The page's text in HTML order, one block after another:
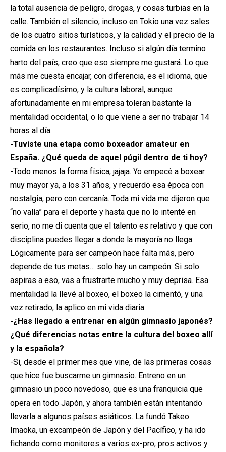
la total ausencia de peligro, drogas, y cosas turbias en la
calle. También el silencio, incluso en Tokio una vez sales
de los cuatro sitios turísticos, y la calidad y el precio de la
comida en los restaurantes. Incluso si algún día termino
harto del país, creo que eso siempre me gustará. Lo que
más me cuesta encajar, con diferencia, es el idioma, que
es complicadísimo, y la cultura laboral, aunque
afortunadamente en mi empresa toleran bastante la
mentalidad occidental, o lo que viene a ser no trabajar 14
horas al día.
-Tuviste una etapa como boxeador amateur en
España. ¿Qué queda de aquel púgil dentro de ti hoy?
-Todo menos la forma física, jajaja. Yo empecé a boxear
muy mayor ya, a los 31 años, y recuerdo esa época con
nostalgia, pero con cercanía. Toda mi vida me dijeron que
“no valía” para el deporte y hasta que no lo intenté en
serio, no me di cuenta que el talento es relativo y que con
disciplina puedes llegar a donde la mayoría no llega.
Lógicamente para ser campeón hace falta más, pero
depende de tus metas… solo hay un campeón. Si solo
aspiras a eso, vas a frustrarte mucho y muy deprisa. Esa
mentalidad la llevé al boxeo, el boxeo la cimentó, y una
vez retirado, la aplico en mi vida diaria.
-¿Has llegado a entrenar en algún gimnasio japonés?
¿Qué diferencias notas entre la cultura del boxeo allí
y la española?
-Si, desde el primer mes que vine, de las primeras cosas
que hice fue buscarme un gimnasio. Entreno en un
gimnasio un poco novedoso, que es una franquicia que
opera en todo Japón, y ahora también están intentando
llevarla a algunos países asiáticos. La fundó Takeo
Imaoka, un excampeón de Japón y del Pacífico, y ha ido
fichando como monitores a varios ex-pro, pros activos y